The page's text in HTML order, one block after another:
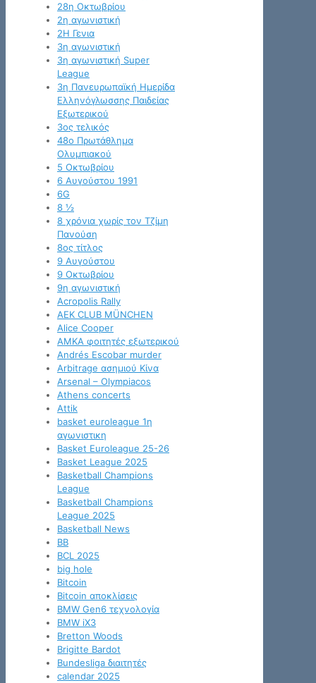
28η Οκτωβρίου
2η αγωνιστική
2Η Γενια
3η αγωνιστική
3η αγωνιστική Super
League
3η Πανευρωπαϊκή Ημερίδα
Ελληνόγλωσσης Παιδείας
Εξωτερικού
3ος τελικός
48ο Πρωτάθλημα
Ολυμπιακού
5 Οκτωβρίου
6 Αυγούστου 1991
6G
8 ½
8 χρόνια χωρίς τον Τζίμη
Πανούση
8ος τίτλος
9 Αυγούστου
9 Οκτωβρίου
9η αγωνιστική
Acropolis Rally
AEK CLUB MÜNCHEN
Alice Cooper
AMKA φοιτητές εξωτερικού
Andrés Escobar murder
Arbitrage ασημιού Κίνα
Arsenal – Olympiacos
Athens concerts
Attik
basket euroleague 1η
αγωνιστικη
Basket Euroleague 25-26
Basket League 2025
Basketball Champions
League
Basketball Champions
League 2025
Basketball News
BB
BCL 2025
big hole
Bitcoin
Bitcoin αποκλίσεις
BMW Gen6 τεχνολογία
BMW iX3
Bretton Woods
Brigitte Bardot
Bundesliga διαιτητές
calendar 2025